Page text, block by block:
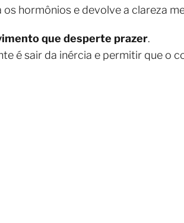
hormônios e devolve a clareza
que desperte prazer.
é sair da inércia e permitir que o